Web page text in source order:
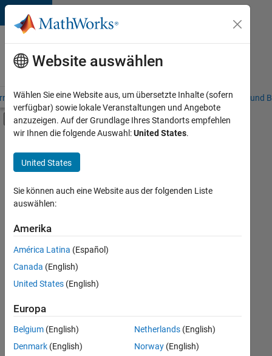
Weiter zum Inhalt
Karriere
bei
MathWorks
– Übersicht Stellensuche Niederlassungen Studierende und
Umschaltung für Off-Canvas-
Hauptinhalt
Information Technology
Commercial Sales
Marketing Communications
Marketing Services
Business Model Team
Finance and Operations
Human Resources
+6
Derzeit
es
keine
offenen
Stellen,
Ihren
Suchkriterien
entsprechen.
Website auswählen
Wählen Sie eine Website aus, um übersetzte Inhalte (sofern
verfügbar) sowie lokale Veranstaltungen und Angebote
anzuzeigen. Auf der Grundlage Ihres Standorts empfehlen
wir Ihnen die folgende Auswahl:United States.
United States
Sie können auch eine Website aus der folgenden Liste
auswählen:
Amerika
América Latina (Español)
Canada (English)
United States (English)
Europa
Belgium (English)
Denmark (English)
Netherlands(English)
Norway(English)